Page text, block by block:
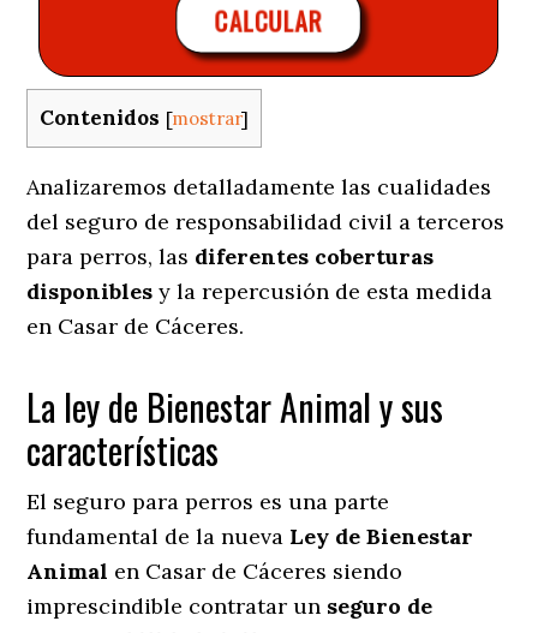
CALCULAR
Contenidos [mostrar]
Analizaremos detalladamente las cualidades
del seguro de responsabilidad civil a terceros
para perros, las diferentes coberturas
disponibles y la repercusión de esta medida
en Casar de Cáceres.
La ley de Bienestar Animal y sus
características
El seguro para perros es una parte
fundamental de la nueva Ley de Bienestar
Animal en Casar de Cáceres siendo
imprescindible contratar un seguro de